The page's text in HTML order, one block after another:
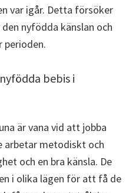
var igår. Detta försöker
nyfödda känslan och
perioden.
bebis i
är vana vid att jobba
arbetar metodiskt och
och en bra känsla. De
i olika lägen för att få de